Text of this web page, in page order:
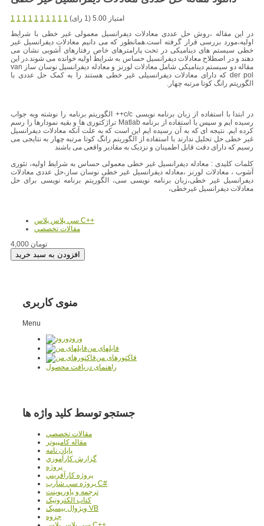
1 1 1 1 1 1 1 1 1 1
امتیاز 5.00 (1 رای)
در این مقاله ،روش حل عددی معادلات دیفرانسیل معمولی غیر خطی با شرایط
اولیه،مورد بررسی قرار گرفته است.همانطور که می دانیم معادلات دیفرانسیل غیر
خطی سیستم های دینامیکی در تحت پارامترهای خاص رفتارهای آشوبی نشان می
دهند و در اصطلاح معادلات دیفرانسیل حساس به شرایط اولیه خوانده می شوند.در این
مقاله دو سیستم دینامیکی شامل معادلات لورنز و معادله دیفرانسیل نوسان ساز van
der pol که دارای معادلات دیفرانسیلی غیر خطی هستند را به کمک حل عددی با
الگوریتم رانگ کوتا مرتبه چهار.
در ابتدا با استفاده از زبان برنامه نویسی c/c++ الگوریتم برنامه را نوشته وبه جواب
رسیده ایم و سپس با استفاده از برنامه Matlab تراژکتوری ها و بقیه نمودارها را رسم
کرده ایم. نتیجه ای که به آن رسیده ایم این است که به علت آنکه معادلات دیفرانسیل
غیر خطی حل تحلیل ندارند با استفاده از الگوریتم رانگ کوتا مرتبه چهار به نتایجی می
رسیم که دارای دقت قابل اطمینان و نزدیک به مقادیر واقعی می باشند
کلمات کلیدی : معادله دیفرانسیل غیر خطی معمولی حساس به شرایط اولیه، تئوری
آشوب ، معادلات لورنز ،معادله دیفرانسیل غیر خطی نوسان ساز،حل عددی معادلات
دیفرانسیل غیر خطی،زبان برنامه نویسی سی، الگوریتم برنامه نویسی برای حل
معادلات دیفرانسیل غیرخطی،
سي پلاس پلاس C++
مقالات تخصصي
4,000 تومان
منوی کاربری
Menu
ورود
فایلهای من
فاکتورهای من
راهنمای دریافت محصول
جستجو توسط کلید واژه ها
مقالات تخصصي
مقاله کامپیوتر
پایان نامه
گزارش کارآموزي
پروژه
پروژه کارآفريني
پروژه سي شارپ C#
ترجمه و پاورپوينت
کتاب الکترونيک
ويژوال بيسيک VB
جزوه